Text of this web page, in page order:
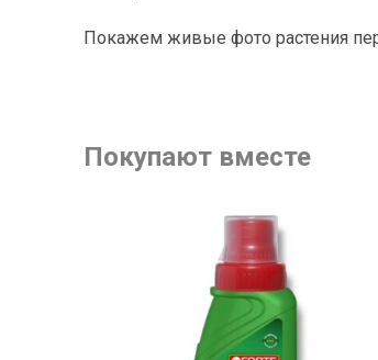
Покажем живые фото растения
Покупают вместе